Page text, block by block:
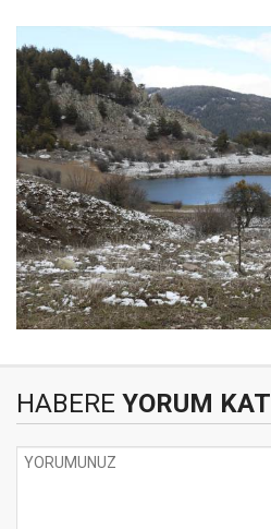
HABERE YORUM KAT